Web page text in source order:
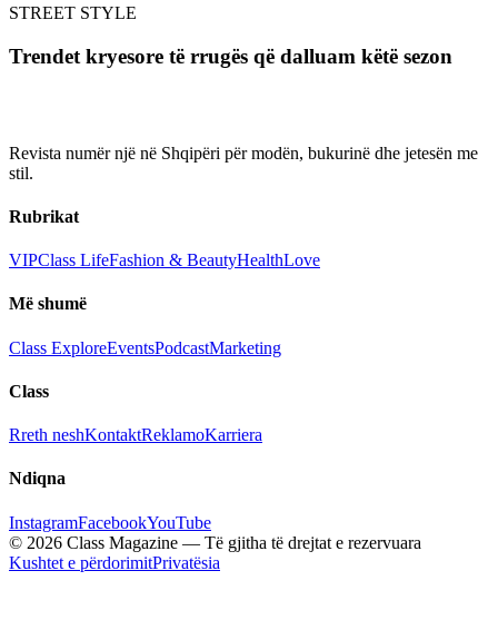
STREET STYLE
Trendet kryesore të rrugës që dalluam këtë sezon
Revista numër një në Shqipëri për modën, bukurinë dhe jetesën me
stil.
Rubrikat
VIPClass LifeFashion & BeautyHealthLove
Më shumë
Class ExploreEventsPodcastMarketing
Class
Rreth neshKontaktReklamoKarriera
Ndiqna
InstagramFacebookYouTube
© 2026 Class Magazine — Të gjitha të drejtat e rezervuara
Kushtet e përdorimitPrivatësia